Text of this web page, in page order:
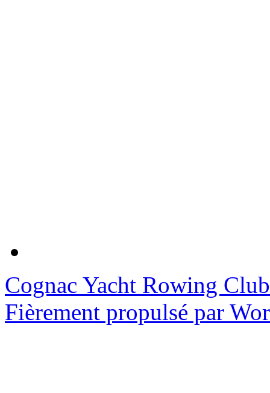
Cognac Yacht Rowing Club
Fièrement propulsé par